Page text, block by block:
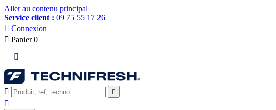
Aller au contenu principal
Service client : 09 75 55 17 26
 Connexion
 Panier 0

 
